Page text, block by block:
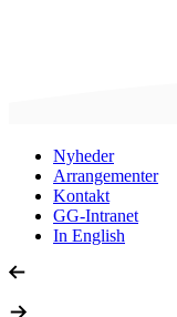
Nyheder
Arrangementer
Kontakt
GG-Intranet
In English